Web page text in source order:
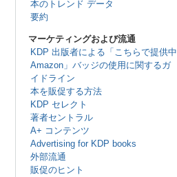
本のトレンド データ
要約
マーケティングおよび流通
KDP 出版者による「こちらで提供中
Amazon」バッジの使用に関するガ
イドライン
本を販促する方法
KDP セレクト
著者セントラル
A+ コンテンツ
Advertising for KDP books
外部流通
販促のヒント